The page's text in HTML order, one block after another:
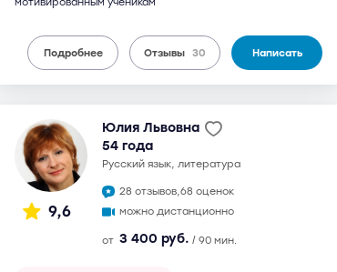
Подробнее Отзывы 30 Написать
9,6
Юлия Львовна
54 года
русский язык, литература
28 отзывов,68 оценок
можно дистанционно
от 3 400 руб. / 90 мин.